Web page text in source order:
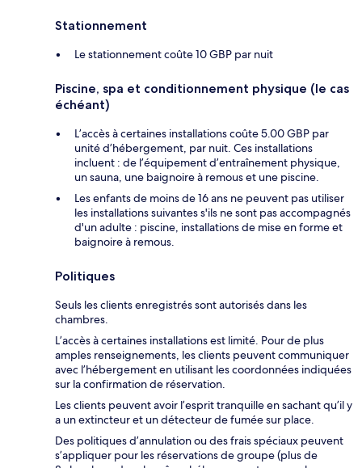
Stationnement
Le stationnement coûte 10 GBP par nuit
Piscine, spa et conditionnement physique (le cas
échéant)
L’accès à certaines installations coûte 5.00 GBP par
unité d’hébergement, par nuit. Ces installations
incluent : de l’équipement d’entraînement physique,
un sauna, une baignoire à remous et une piscine.
Les enfants de moins de 16 ans ne peuvent pas utiliser
les installations suivantes s'ils ne sont pas accompagnés
d'un adulte : piscine, installations de mise en forme et
baignoire à remous.
Politiques
Seuls les clients enregistrés sont autorisés dans les
chambres.
L’accès à certaines installations est limité. Pour de plus
amples renseignements, les clients peuvent communiquer
avec l’hébergement en utilisant les coordonnées indiquées
sur la confirmation de réservation.
Les clients peuvent avoir l’esprit tranquille en sachant qu’il y
a un extincteur et un détecteur de fumée sur place.
Des politiques d’annulation ou des frais spéciaux peuvent
s’appliquer pour les réservations de groupe (plus de